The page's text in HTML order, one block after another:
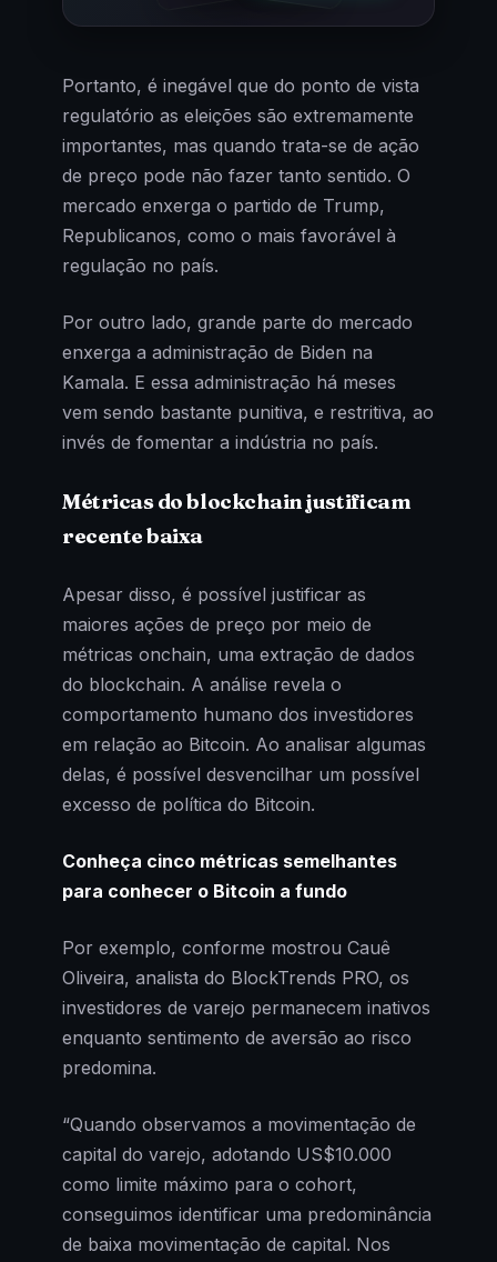
Portanto, é inegável que do ponto de vista
regulatório as eleições são extremamente
importantes, mas quando trata-se de ação
de preço pode não fazer tanto sentido. O
mercado enxerga o partido de Trump,
Republicanos, como o mais favorável à
regulação no país.
Por outro lado, grande parte do mercado
enxerga a administração de Biden na
Kamala. E essa administração há meses
vem sendo bastante punitiva, e restritiva, ao
invés de fomentar a indústria no país.
Métricas do blockchain justificam
recente baixa
Apesar disso, é possível justificar as
maiores ações de preço por meio de
métricas onchain, uma extração de dados
do blockchain. A análise revela o
comportamento humano dos investidores
em relação ao Bitcoin. Ao analisar algumas
delas, é possível desvencilhar um possível
excesso de política do Bitcoin.
Conheça cinco métricas semelhantes
para conhecer o Bitcoin a fundo
Por exemplo, conforme mostrou Cauê
Oliveira, analista do BlockTrends PRO, os
investidores de varejo permanecem inativos
enquanto sentimento de aversão ao risco
predomina.
“Quando observamos a movimentação de
capital do varejo, adotando US$10.000
como limite máximo para o cohort,
conseguimos identificar uma predominância
de baixa movimentação de capital. Nos